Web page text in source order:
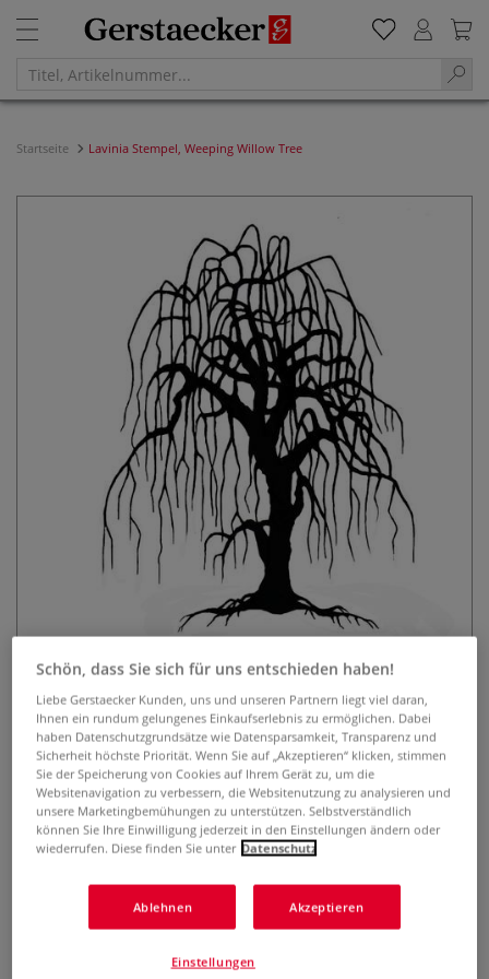
Startseite Lavinia Stempel, Weeping Willow Tree
Lavinia Stempel, Weeping Willow
Tree
0 Bewertungen
Der transparente Lavinia Stempel ist optimal geeignet, um
mit Hilfe eines Acryl-Stempelblocks zauberhafte Karten,
Einladungen, Scrapbooks u.v.m. zu gestalten. Selbsthaftend
9,57 €
Schön, dass Sie sich für uns entschieden haben!
Liebe Gerstaecker Kunden, uns und unseren Partnern liegt viel daran,
Ihnen ein rundum gelungenes Einkaufserlebnis zu ermöglichen. Dabei
haben Datenschutzgrundsätze wie Datensparsamkeit, Transparenz und
Sicherheit höchste Priorität. Wenn Sie auf „Akzeptieren“ klicken, stimmen
Sie der Speicherung von Cookies auf Ihrem Gerät zu, um die
Websitenavigation zu verbessern, die Websitenutzung zu analysieren und
unsere Marketingbemühungen zu unterstützen. Selbstverständlich
können Sie Ihre Einwilligung jederzeit in den Einstellungen ändern oder
wiederrufen. Diese finden Sie unter Datenschutz
Ablehnen Akzeptieren
Einstellungen